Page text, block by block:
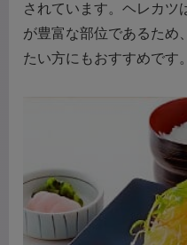
されています。ヘレカツ
が豊富な部位であるため
たい方にもおすすめです。